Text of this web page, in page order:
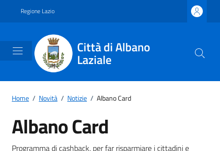
Regione Lazio
Città di Albano
Laziale
Home / Novità / Notizie / Albano Card
Albano Card
Programma di cashback, per far risparmiare i cittadini e